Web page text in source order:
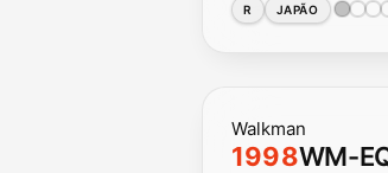
R JAPÃO
Walkman
1998WM-